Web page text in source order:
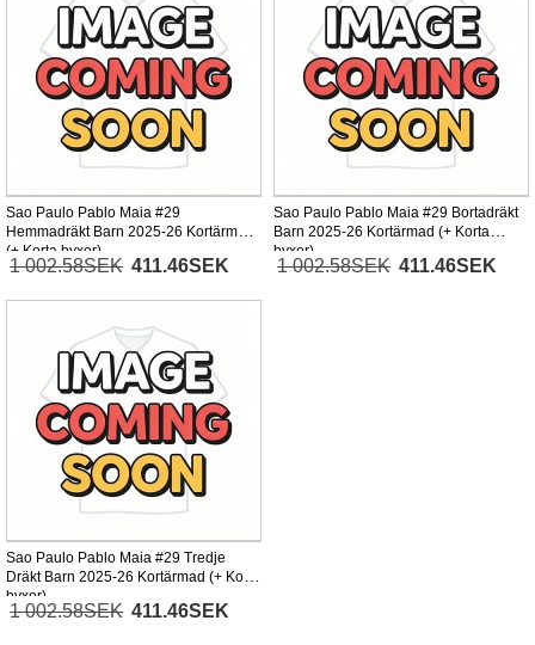
Sao Paulo Pablo Maia #29
Hemmadräkt Barn 2025-26 Kortärmad
(+ Korta byxor)
1 002.58SEK 411.46SEK
Sao Paulo Pablo Maia #29 Bortadräkt
Barn 2025-26 Kortärmad (+ Korta
byxor)
1 002.58SEK 411.46SEK
Sao Paulo Pablo Maia #29 Tredje
Dräkt Barn 2025-26 Kortärmad (+ Korta
byxor)
1 002.58SEK 411.46SEK